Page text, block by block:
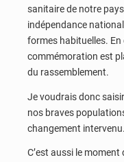
sanitaire de notre
indépendance
formes habituelles. En
commémoration est
du rassemblement.
Je voudrais donc
nos braves
changement intervenu.
C’est aussi le